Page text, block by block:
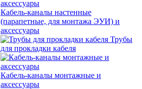
Кабель-каналы настенные
(парапетные, для монтажа ЭУИ) и
аксессуары
Трубы
для прокладки кабеля
Кабель-каналы монтажные и
аксессуары